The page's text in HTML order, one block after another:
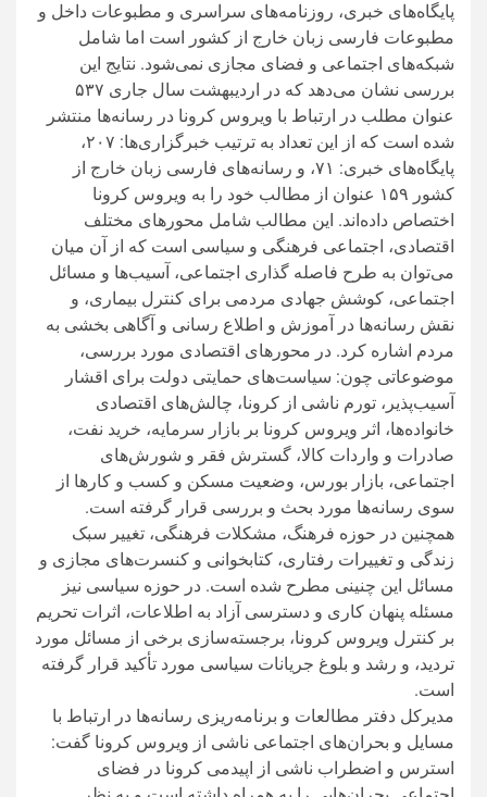
پایگاه‌های خبری، روزنامه‌های سراسری و مطبوعات داخل و
مطبوعات فارسی زبان خارج از کشور است اما شامل
شبکه‌های اجتماعی و فضای مجازی نمی‌شود. نتایج این
بررسی نشان می‌دهد که در اردیبهشت سال جاری ۵۳۷
عنوان مطلب در ارتباط با ویروس کرونا در رسانه‌ها منتشر
شده است که از این تعداد به ترتیب خبرگزاری‌ها: ۲۰۷،
پایگاه‌های خبری: ۷۱، و رسانه‌های فارسی زبان خارج از
کشور ۱۵۹ عنوان از مطالب خود را به ویروس کرونا
اختصاص داده‌اند. این مطالب شامل محورهای مختلف
اقتصادی، اجتماعی فرهنگی و سیاسی است که از آن میان
می‌توان به طرح فاصله گذاری اجتماعی، آسیب‌ها و مسائل
اجتماعی، کوشش جهادی مردمی برای کنترل بیماری، و
نقش رسانه‌ها در آموزش و اطلاع رسانی و آگاهی بخشی به
مردم اشاره کرد. در محورهای اقتصادی مورد بررسی،
موضوعاتی چون: سیاست‌های حمایتی دولت برای اقشار
آسیب‌پذیر، تورم ناشی از کرونا، چالش‌های اقتصادی
خانواده‌ها، اثر ویروس کرونا بر بازار سرمایه، خرید نفت،
صادرات و واردات کالا، گسترش فقر و شورش‌های
اجتماعی، بازار بورس، وضعیت مسکن و کسب و کارها از
سوی رسانه‌ها مورد بحث و بررسی قرار گرفته است.
همچنین در حوزه فرهنگ، مشکلات فرهنگی، تغییر سبک
زندگی و تغییرات رفتاری، کتابخوانی و کنسرت‌های مجازی و
مسائل این چنینی مطرح شده است. در حوزه سیاسی نیز
مسئله پنهان کاری و دسترسی آزاد به اطلاعات، اثرات تحریم
بر کنترل ویروس کرونا، برجسته‌سازی برخی از مسائل مورد
تردید، و رشد و بلوغ جریانات سیاسی مورد تأکید قرار گرفته
است.
مدیرکل دفتر مطالعات و برنامه‌ریزی رسانه‌ها در ارتباط با
مسایل و بحران‌های اجتماعی ناشی از ویروس کرونا گفت:
استرس و اضطراب ناشی از اپیدمی کرونا در فضای